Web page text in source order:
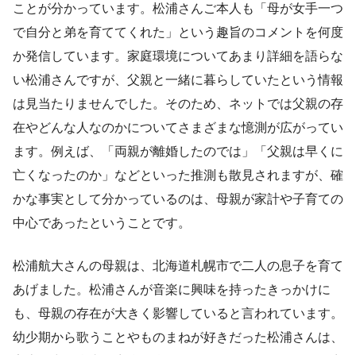
ことが分かっています。松浦さんご本人も「母が女手一つ
で自分と弟を育ててくれた」という趣旨のコメントを何度
か発信しています。家庭環境についてあまり詳細を語らな
い松浦さんですが、父親と一緒に暮らしていたという情報
は見当たりませんでした。そのため、ネットでは父親の存
在やどんな人なのかについてさまざまな憶測が広がってい
ます。例えば、「両親が離婚したのでは」「父親は早くに
亡くなったのか」などといった推測も散見されますが、確
かな事実として分かっているのは、母親が家計や子育ての
中心であったということです。
松浦航大さんの母親は、北海道札幌市で二人の息子を育て
あげました。松浦さんが音楽に興味を持ったきっかけに
も、母親の存在が大きく影響していると言われています。
幼少期から歌うことやものまねが好きだった松浦さんは、